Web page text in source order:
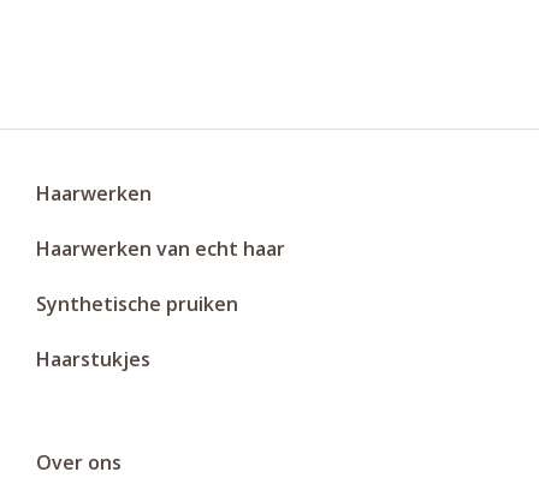
Haarwerken
Haarwerken van echt haar
Synthetische pruiken
Haarstukjes
Over ons